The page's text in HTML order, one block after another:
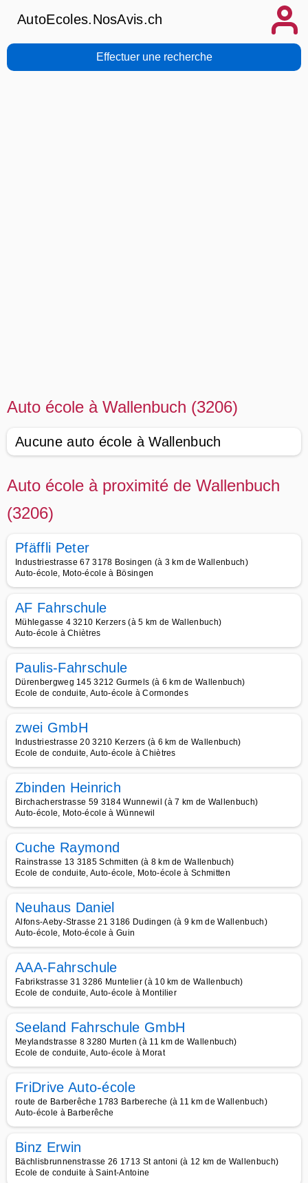
AutoEcoles.NosAvis.ch
Effectuer une recherche
Auto école à Wallenbuch (3206)
Aucune auto école à Wallenbuch
Auto école à proximité de Wallenbuch
(3206)
Pfäffli Peter
Industriestrasse 67 3178 Bosingen (à 3 km de Wallenbuch)
Auto-école, Moto-école à Bösingen
AF Fahrschule
Mühlegasse 4 3210 Kerzers (à 5 km de Wallenbuch)
Auto-école à Chiètres
Paulis-Fahrschule
Dürenbergweg 145 3212 Gurmels (à 6 km de Wallenbuch)
Ecole de conduite, Auto-école à Cormondes
zwei GmbH
Industriestrasse 20 3210 Kerzers (à 6 km de Wallenbuch)
Ecole de conduite, Auto-école à Chiètres
Zbinden Heinrich
Birchacherstrasse 59 3184 Wunnewil (à 7 km de Wallenbuch)
Auto-école, Moto-école à Wünnewil
Cuche Raymond
Rainstrasse 13 3185 Schmitten (à 8 km de Wallenbuch)
Ecole de conduite, Auto-école, Moto-école à Schmitten
Neuhaus Daniel
Alfons-Aeby-Strasse 21 3186 Dudingen (à 9 km de Wallenbuch)
Auto-école, Moto-école à Guin
AAA-Fahrschule
Fabrikstrasse 31 3286 Muntelier (à 10 km de Wallenbuch)
Ecole de conduite, Auto-école à Montilier
Seeland Fahrschule GmbH
Meylandstrasse 8 3280 Murten (à 11 km de Wallenbuch)
Ecole de conduite, Auto-école à Morat
FriDrive Auto-école
route de Barberêche 1783 Barbereche (à 11 km de Wallenbuch)
Auto-école à Barberêche
Binz Erwin
Bächlisbrunnenstrasse 26 1713 St antoni (à 12 km de Wallenbuch)
Ecole de conduite à Saint-Antoine